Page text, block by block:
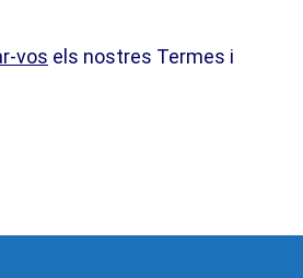
vos els nostres Termes i